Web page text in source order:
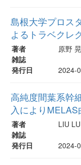
島根大学プロス
よるトラベクレ
著者
原野
雑誌
発行日
2024-
高純度間葉系幹
入により
著者
LIU LU
雑誌
発行日
2024-